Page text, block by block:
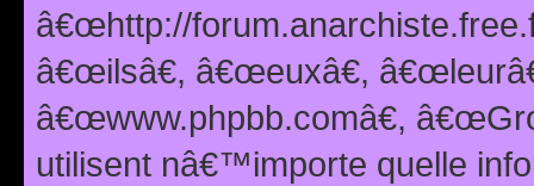
â€œhttp://
â€œilsâ€, â€œeuxâ€,
â€œwww.phpbb.comâ€,
utilisent nâ€™importe quelle